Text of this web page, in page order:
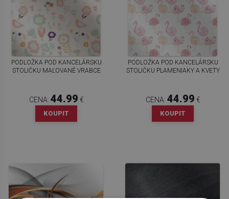
PODLOŽKA POD KANCELÁRSKU
STOLIČKU MAĽOVANÉ VRABCE
CENA: 44.99 €
KOUPIT
PODLOŽKA POD KANCELÁRSKU
STOLIČKU PLAMENIAKY A KVETY
CENA: 44.99 €
KOUPIT